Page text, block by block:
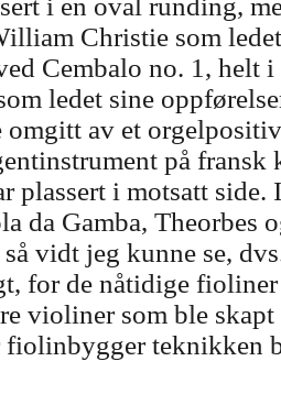
i en oval runding,
Christie som
Cembalo no. 1, helt i
ledet sine
av et
på fransk
plassert i motsatt
da Gamba, Theorbes
vidt jeg kunne se,
for de nåtidige
violiner som ble skapt
fiolinbygger teknikken